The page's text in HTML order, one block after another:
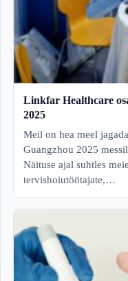
Linkfar Healthcare
2025
Meil on hea meel
Guangzhou 2025
Näituse ajal suhtles
tervishoiutöötajate,…